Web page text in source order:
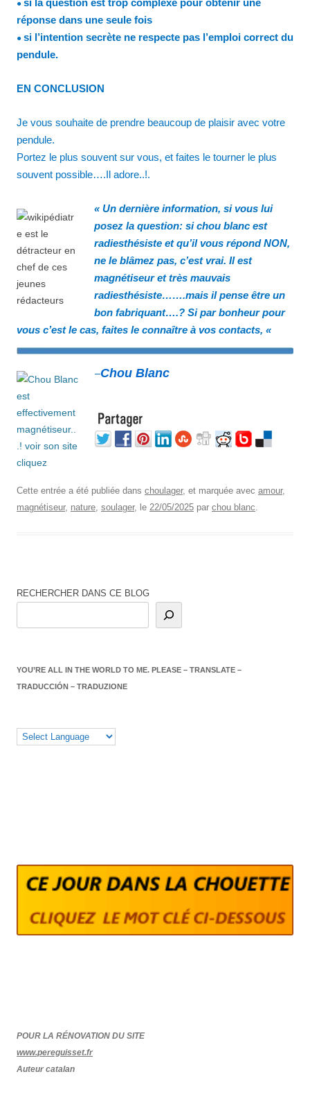
● si la question est trop complexe pour obtenir une
réponse dans une seule fois
● si l’intention secrète ne respecte pas l’emploi correct du
pendule.
EN CONCLUSION
Je vous souhaite de prendre beaucoup de plaisir avec votre
pendule.
Portez le plus souvent sur vous, et faites le tourner le plus
souvent possible….Il adore..!.
« Un dernière information, si vous lui
posez la question: si chou blanc est
radiesthésiste et qu’il vous répond NON,
ne le blâmez pas, c’est vrai. Il est
magnétiseur et très mauvais
radiesthésiste…….mais il pense être un
bon fabriquant….? Si par bonheur pour
vous c’est le cas, faites le connaître à vos contacts, «
–Chou Blanc
Cette entrée a été publiée dans choulager, et marquée avec amour,
magnétiseur, nature soulager, le 22/05/2025 par chou blanc
RECHERCHER DANS CE BLOG
YOU’RE ALL IN THE WORLD TO ME. PLEASE – TRANSLATE –
TRADUCCIÓN – TRADUZIONE
POUR LA RÉNOVATION DU SITE
www.pereguisset.fr
Auteur catalan